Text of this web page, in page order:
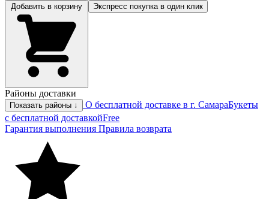
Экспресс покупка в один клик
Районы доставки
Показать районы ↓ О бесплатной доставке в г. СамараБукеты
с бесплатной доставкойFree
Гарантия выполнения Правила возврата